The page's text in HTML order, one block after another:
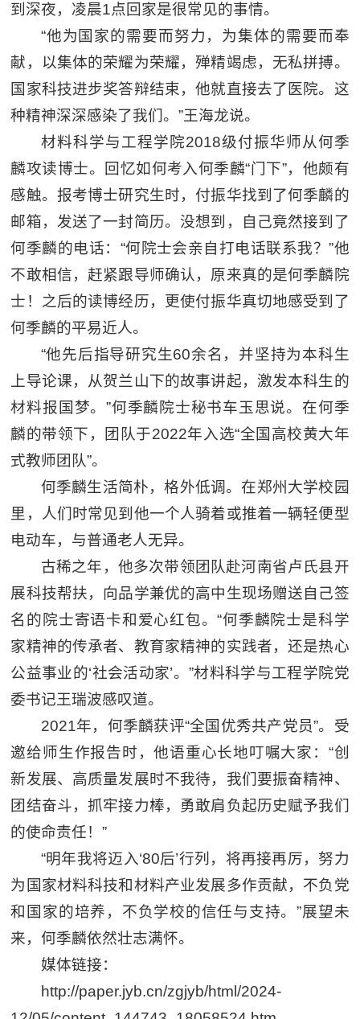
到深夜，凌晨1点回家是很常见的事情。
“他为国家的需要而努力，为集体的需要而奉
献，以集体的荣耀为荣耀，殚精竭虑，无私拼搏。
国家科技进步奖答辩结束，他就直接去了医院。这
种精神深深感染了我们。”王海龙说。
材料科学与工程学院2018级付振华师从何季
麟攻读博士。回忆如何考入何季麟“门下”，他颇有
感触。报考博士研究生时，付振华找到了何季麟的
邮箱，发送了一封简历。没想到，自己竟然接到了
何季麟的电话：“何院士会亲自打电话联系我？”他
不敢相信，赶紧跟导师确认，原来真的是何季麟院
士！之后的读博经历，更使付振华真切地感受到了
何季麟的平易近人。
“他先后指导研究生60余名，并坚持为本科生
上导论课，从贺兰山下的故事讲起，激发本科生的
材料报国梦。”何季麟院士秘书车玉思说。在何季
麟的带领下，团队于2022年入选“全国高校黄大年
式教师团队”。
何季麟生活简朴，格外低调。在郑州大学校园
里，人们时常见到他一个人骑着或推着一辆轻便型
电动车，与普通老人无异。
古稀之年，他多次带领团队赴河南省卢氏县开
展科技帮扶，向品学兼优的高中生现场赠送自己签
名的院士寄语卡和爱心红包。“何季麟院士是科学
家精神的传承者、教育家精神的实践者，还是热心
公益事业的‘社会活动家’。”材料科学与工程学院党
委书记王瑞波感叹道。
2021年，何季麟获评“全国优秀共产党员”。受
邀给师生作报告时，他语重心长地叮嘱大家：“创
新发展、高质量发展时不我待，我们要振奋精神、
团结奋斗，抓牢接力棒，勇敢肩负起历史赋予我们
的使命责任！”
“明年我将迈入‘80后’行列，将再接再厉，努力
为国家材料科技和材料产业发展多作贡献，不负党
和国家的培养，不负学校的信任与支持。”展望未
来，何季麟依然壮志满怀。
媒体链接：
http://paper.jyb.cn/zgjyb/html/2024-